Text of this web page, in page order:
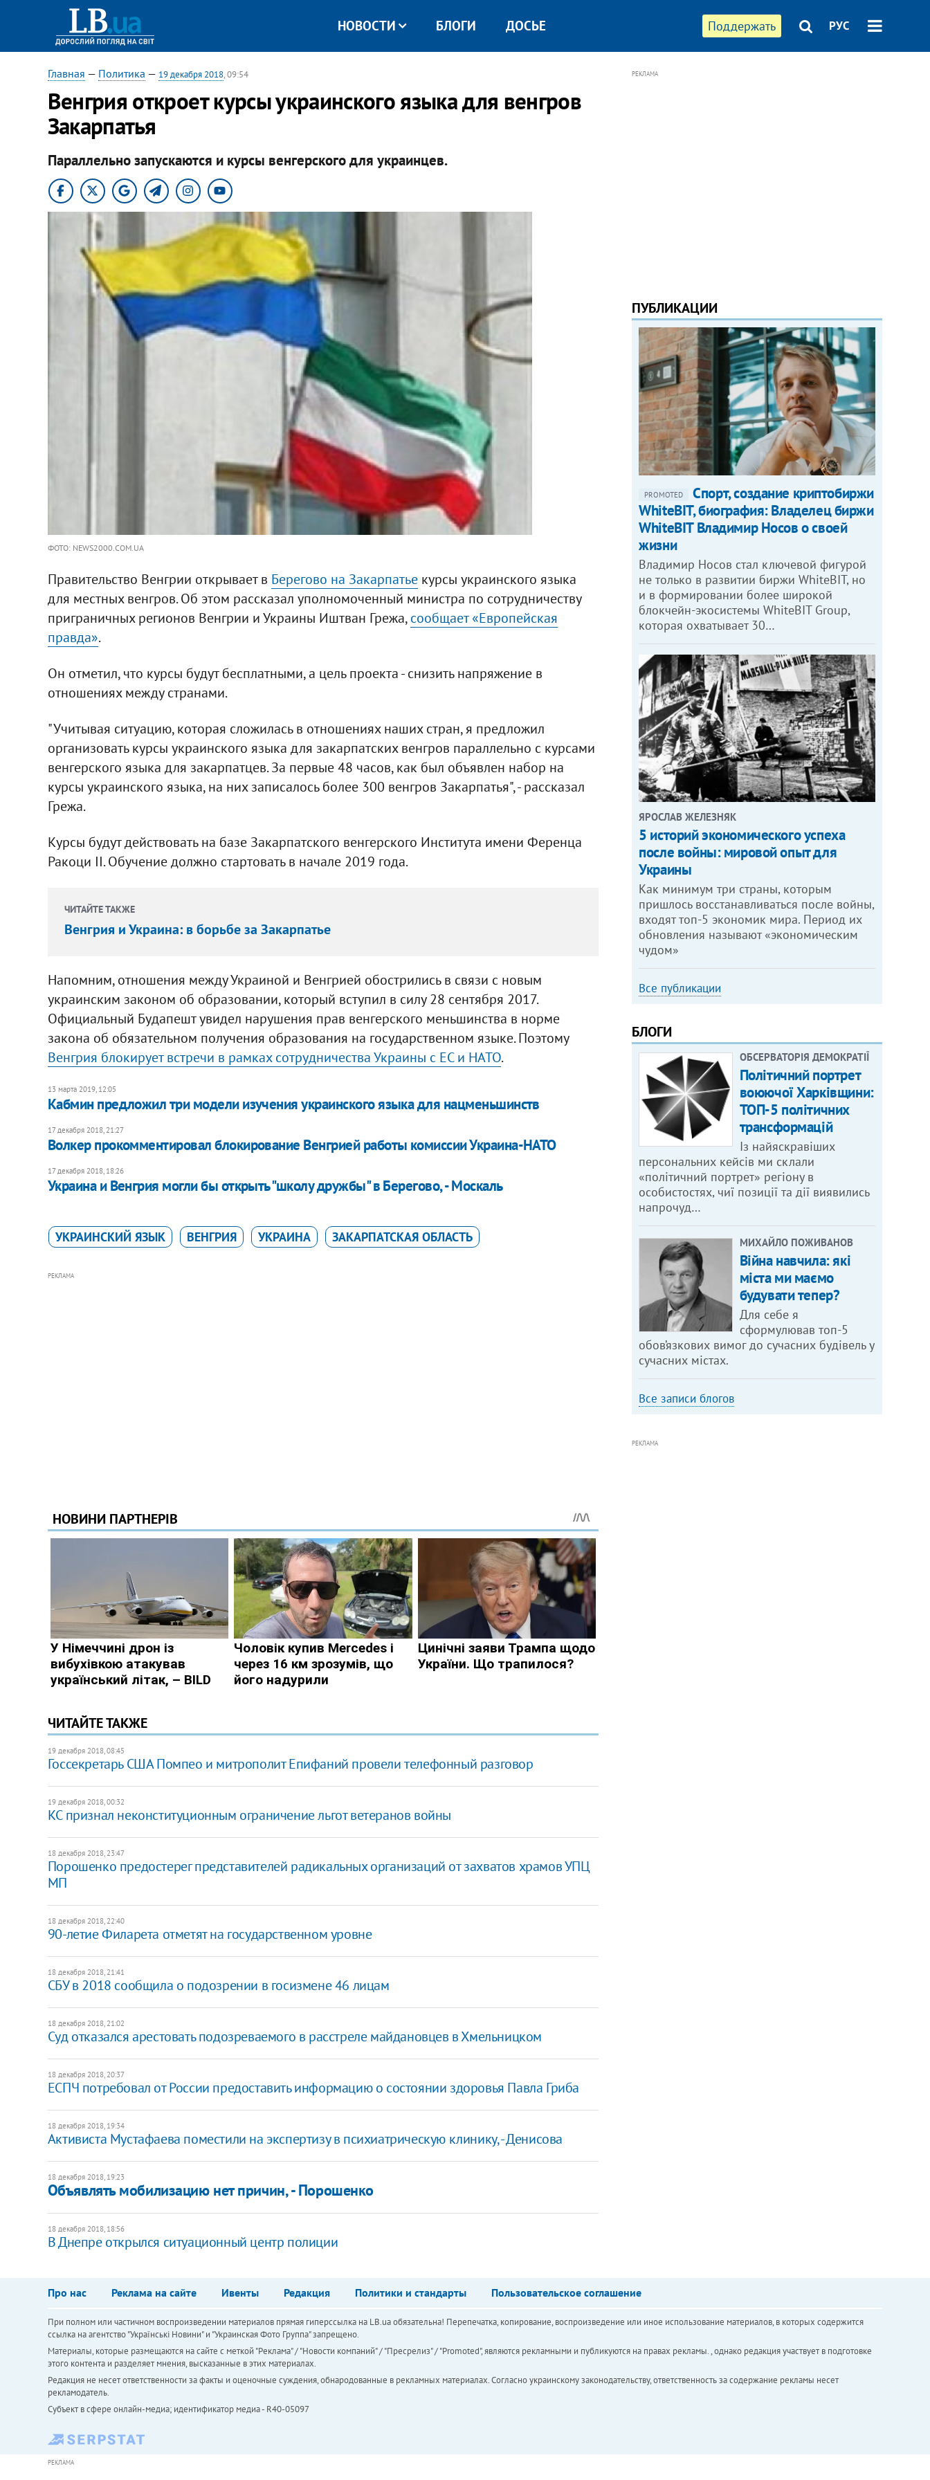
Поддержать РУС
НОВОСТИ БЛОГИ ДОСЬЕ
Главная — Политика — 19 декабря 2018, 09:54
Венгрия откроет курсы украинского языка для венгров
Закарпатья
Параллельно запускаются и курсы венгерского для украинцев.
ФОТО: NEWS2000.COM.UA
Правительство Венгрии открывает в Берегово на Закарпатьекурсы украинского языка
для местных венгров. Об этом рассказал уполномоченный министра по сотрудничеству
приграничных регионов Венгрии и Украины Иштван Грежа,сообщает «Европейская
правда».
Он отметил, что курсы будут бесплатными, а цель проекта - снизить напряжение в
отношениях между странами.
"Учитывая ситуацию, которая сложилась в отношениях наших стран, я предложил
организовать курсы украинского языка для закарпатских венгров параллельно с курсами
венгерского языка для закарпатцев. За первые 48 часов, как был объявлен набор на
курсы украинского языка, на них записалось более 300 венгров Закарпатья", - рассказал
Грежа.
Курсы будут действовать на базе Закарпатского венгерского Института имени Ференца
Ракоци II. Обучение должно стартовать в начале 2019 года.
ЧИТАЙТЕ ТАКЖЕ
Венгрия и Украина: в борьбе за Закарпатье
Напомним, отношения между Украиной и Венгрией обострились в связи с новым
украинским законом об образовании, который вступил в силу 28 сентября 2017.
Официальный Будапешт увидел нарушения прав венгерского меньшинства в норме
закона об обязательном получения образования на государственном языке. Поэтому
Венгрия блокирует встречи в рамках сотрудничества Украины с ЕС и НАТО.
13 марта 2019, 12:05
Кабмин предложил три модели изучения украинского языка для нацменьшинств
17 декабря 2018, 21:27
Волкер прокомментировал блокирование Венгрией работы комиссии Украина-НАТО
17 декабря 2018, 18:26
Украина и Венгрия могли бы открыть "школу дружбы" в Берегово, - Москаль
УКРАИНСКИЙ ЯЗЫК ВЕНГРИЯ УКРАИНА ЗАКАРПАТСКАЯ ОБЛАСТЬ
РЕКЛАМА
ЧИТАЙТЕ ТАКЖЕ
19 декабря 2018, 08:45
Госсекретарь США Помпео и митрополит Епифаний провели телефонный разговор
19 декабря 2018, 00:32
КС признал неконституционным ограничение льгот ветеранов войны
18 декабря 2018, 23:47
Порошенко предостерег представителей радикальных организаций от захватов храмов УПЦ
МП
18 декабря 2018, 22:40
90-летие Филарета отметят на государственном уровне
18 декабря 2018, 21:41
СБУ в 2018 сообщила о подозрении в госизмене 46 лицам
18 декабря 2018, 21:02
Суд отказался арестовать подозреваемого в расстреле майдановцев в Хмельницком
18 декабря 2018, 20:37
ЕСПЧ потребовал от России предоставить информацию о состоянии здоровья Павла Гриба
18 декабря 2018, 19:34
Активиста Мустафаева поместили на экспертизу в психиатрическую клинику, - Денисова
18 декабря 2018, 19:23
Объявлять мобилизацию нет причин, - Порошенко
18 декабря 2018, 18:56
В Днепре открылся ситуационный центр полиции
РЕКЛАМА
ПУБЛИКАЦИИ
PROMOTED
Спорт, создание криптобиржи
WhiteBIT, биография: Владелец биржи
WhiteBIT Владимир Носов о своей
жизни
Владимир Носов стал ключевой фигурой
не только в развитии биржи WhiteBIT, но
и в формировании более широкой
блокчейн-экосистемы WhiteBIT Group,
которая охватывает 30…
ЯРОСЛАВ ЖЕЛЕЗНЯК
5 историй экономического успеха
после войны: мировой опыт для
Украины
Как минимум три страны, которым
пришлось восстанавливаться после войны,
входят топ-5 экономик мира. Период их
обновления называют «экономическим
чудом»
Все публикации
БЛОГИ
ОБСЕРВАТОРІЯ ДЕМОКРАТІЇ
Політичний портрет
воюючої Харківщини:
ТОП-5 політичних
трансформацій
Із найяскравіших
персональних кейсів ми склали
«політичний портрет» регіону в
особистостях, чиї позиції та дії виявились
напрочуд…
МИХАЙЛО ПОЖИВАНОВ
Війна навчила: які
міста ми маємо
будувати тепер?
Для себе я
сформулював топ-5
обов’язкових вимог до сучасних будівель у
сучасних містах.
Все записи блогов
РЕКЛАМА
Про нас Реклама на сайте Ивенты Редакция Политики и стандарты Пользовательское соглашение
При полном или частичном воспроизведении материалов прямая гиперссылка на LB.ua обязательна! Перепечатка, копирование, воспроизведение или иное использование материалов, в которых содержится
ссылка на агентство "Українськi Новини" и "Украинская Фото Группа" запрещено.
Материалы, которые размещаются на сайте с меткой "Реклама" / "Новости компаний" / "Пресрелиз" / "Promoted", являются рекламными и публикуются на правах рекламы. , однако редакция участвует в подготовке
этого контента и разделяет мнения, высказанные в этих материалах.
Редакция не несет ответственности за факты и оценочные суждения, обнародованные в рекламных материалах. Согласно украинскому законодательству, ответственность за содержание рекламы несет
рекламодатель.
Субъект в сфере онлайн-медиа; идентификатор медиа - R40-05097
РЕКЛАМА